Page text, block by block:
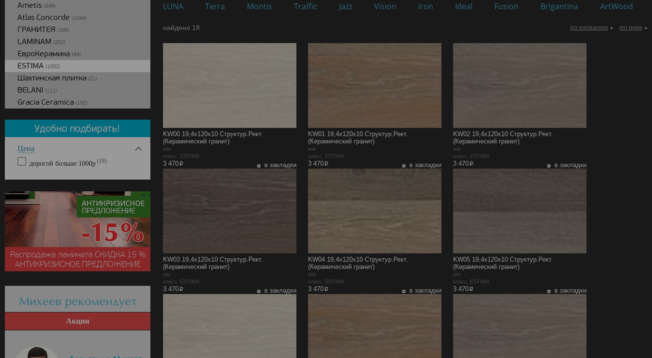
LUNA
Terra Montis Traffic Jazz Vision Iron Ideal Fusion Brigantina ArtWood
найдено 18 по названию по цене
KW00 19,4x120x10 Структур.Рект.
(Керамический гранит)
мм
класс, ESTIMA
3 470p в закладки
KW01 19,4x120x10 Структур.Рект.
(Керамический гранит)
мм
класс, ESTIMA
3 470p в закладки
KW02 19,4x120x10 Структур.Рект.
(Керамический гранит)
мм
класс, ESTIMA
3 470p в закладки
KW03 19,4x120x10 Структур.Рект.
(Керамический гранит)
мм
класс, ESTIMA
3 470p в закладки
KW04 19,4x120x10 Структур.Рект.
(Керамический гранит)
мм
класс, ESTIMA
3 470p в закладки
KW05 19,4x120x10 Структур.Рект.
(Керамический гранит)
мм
класс, ESTIMA
3 470p в закладки
Ametis (849)
Atlas Concorde (1044)
ГРАНИТЕЯ (399)
LAMINAM (252)
ЕвроКерамика (84)
ESTIMA (1002)
Шахтинская плитка (21)
BELANI (111)
Gracia Ceramica (192)
Цена
дорогой больше 1000р (18)
Распродажа ламината СКИДКА 15 %
АНТИКРИЗИСНОЕ ПРЕДЛОЖЕНИЕ
Михеев рекомендует
Акции